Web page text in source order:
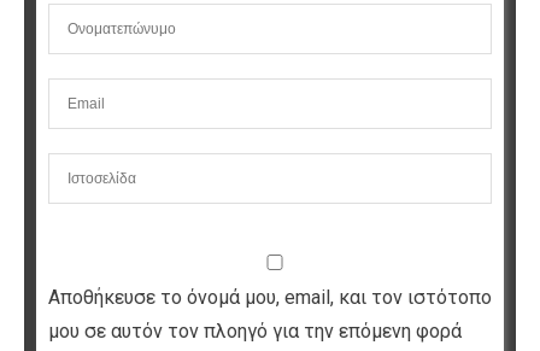
Αποθήκευσε το όνομά μου, email, και τον ιστότοπο
μου σε αυτόν τον πλοηγό για την επόμενη φορά